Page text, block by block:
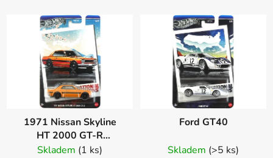
1971 Nissan Skyline
HT 2000 GT-R
Poškozený obal
Skladem (1 ks)
Ford GT40
Skladem (>5 ks)